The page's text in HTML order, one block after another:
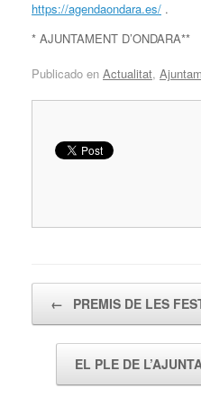
https://agendaondara.es/ .
* AJUNTAMENT D’ONDARA**
Publicado en Actualitat,
← PREMIS DE LES
EL PLE DE